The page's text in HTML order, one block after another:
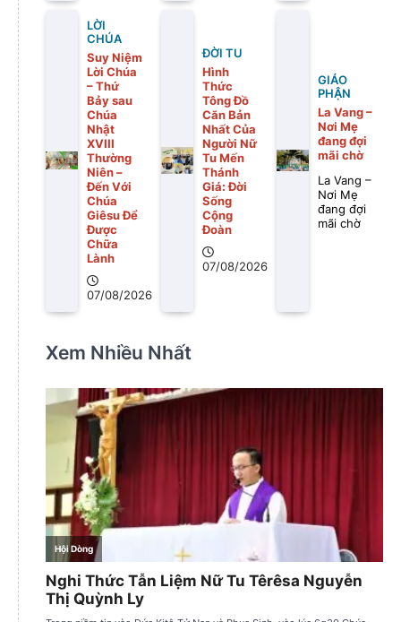
LỜI
CHÚA
Suy Niệm
Lời Chúa
– Thứ
Bảy sau
Chúa
Nhật
XVIII
Thường
Niên –
Đến Với
Chúa
Giêsu Để
Được
Chữa
Lành
07/08/2026
ĐỜI TU
Hình
Thức
Tông Đồ
Căn Bản
Nhất Của
Người Nữ
Tu Mến
Thánh
Giá: Đời
Sống
Cộng
Đoàn
07/08/2026
GIÁO
PHẬN
La Vang –
Nơi Mẹ
đang đợi
mãi chờ
La Vang –
Nơi Mẹ
đang đợi
mãi chờ
Xem Nhiều Nhất